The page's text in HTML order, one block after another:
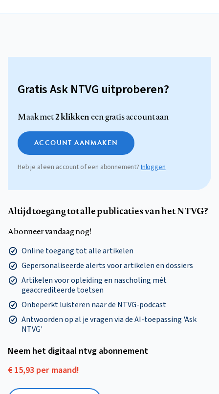
Gratis Ask NTVG uitproberen?
Maak met2 klikkeneen gratis account aan
ACCOUNT AANMAKEN
Heb je al een account of een abonnement?Inloggen
Altijd toegang tot alle publicaties van het NTVG?
Abonneer vandaag nog!
Online toegang tot alle artikelen
Gepersonaliseerde alerts voor artikelen en dossiers
Artikelen voor opleiding en nascholing mét
geaccrediteerde toetsen
Onbeperkt luisteren naar de NTVG-podcast
Antwoorden op al je vragen via de AI-toepassing 'Ask
NTVG'
Neem het digitaal ntvg abonnement
€ 15,93 per maand!